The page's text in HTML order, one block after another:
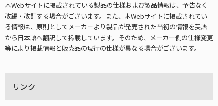
本Webサイトに掲載されている製品の仕様および製品情報は、予告なく
改編・改訂する場合がございます。また、本Webサイトに掲載されてい
る情報は、原則としてメーカーより製品が発売された当初の情報を英語
から日本語へ翻訳して掲載しています。そのため、メーカー側の仕様変更
等により掲載情報と販売品の現行の仕様が異なる場合がございます。
リンク